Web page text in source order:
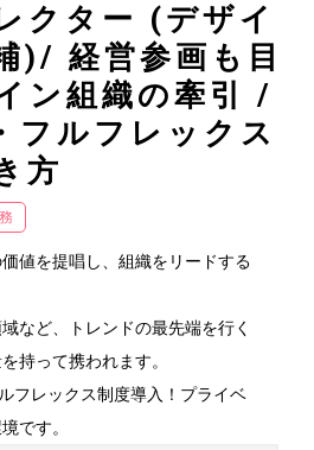
クター (デザイ
)/ 経営参画も目
ン組織の牽引 /
フルフレックス
方
値を提唱し、組織をリードする
など、トレンドの最先端を行く
持って携われます。
フレックス制度導入！プライベ
です。